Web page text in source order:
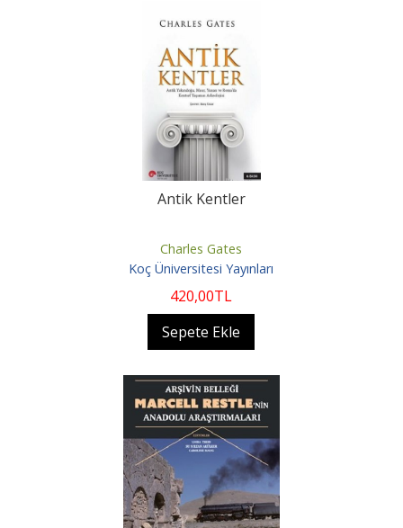
Antik Kentler
Charles Gates
Koç Üniversitesi Yayınları
420,00TL
Sepete Ekle